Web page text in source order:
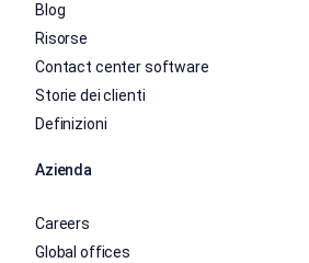
Blog
Risorse
Contact center software
Storie dei clienti
Definizioni
Azienda
Careers
Global offices